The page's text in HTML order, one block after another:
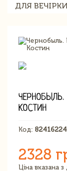
ДЛЯ ВЕЧІРКИ
ЧЕРНОБЫЛЬ.
КОСТИН
Код:
2328
Ціна вказана